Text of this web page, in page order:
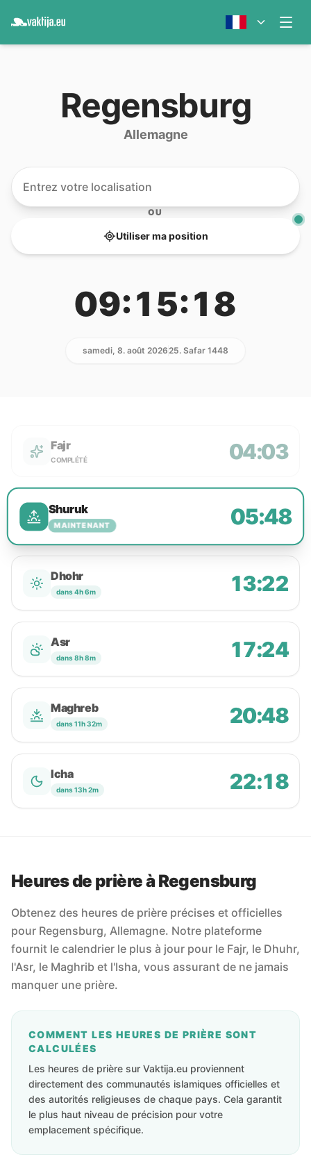
Regensburg
Allemagne
OU
Utiliser ma position
09:15:18
samedi, 8. août 202625. Safar 1448
Fajr
COMPLÉTÉ 04:03
Shuruk
MAINTENANT 05:48
Dhohr
dans 4h 6m 13:22
Asr
dans 8h 8m 17:24
Maghreb
dans 11h 32m 20:48
Icha
dans 13h 2m 22:18
Heures de prière à Regensburg
Obtenez des heures de prière précises et officielles
pour Regensburg, Allemagne. Notre plateforme
fournit le calendrier le plus à jour pour le Fajr, le Dhuhr,
l'Asr, le Maghrib et l'Isha, vous assurant de ne jamais
manquer une prière.
COMMENT LES HEURES DE PRIÈRE SONT
CALCULÉES
Les heures de prière sur Vaktija.eu proviennent
directement des communautés islamiques officielles et
des autorités religieuses de chaque pays. Cela garantit
le plus haut niveau de précision pour votre
emplacement spécifique.